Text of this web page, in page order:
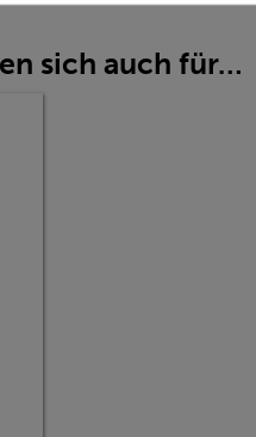
sich auch für…